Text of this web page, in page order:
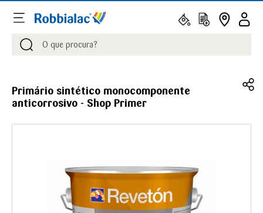
Procurar
Procurar
Primário sintético monocomponente
anticorrosivo - Shop Primer